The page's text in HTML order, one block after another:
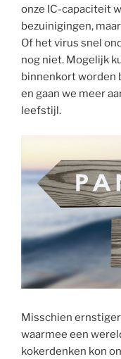
onze IC-capaciteit
bezuinigingen,
Of het virus snel
nog niet. Mogelijk
binnenkort worden
en gaan we meer
leefstijl.
Misschien
waarmee een
kokerdenken kon